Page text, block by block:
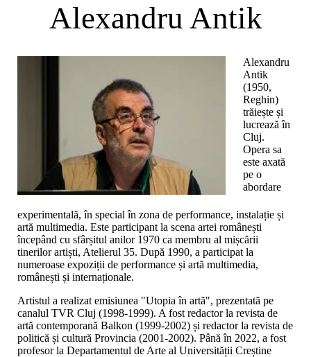
Alexandru Antik
Alexandru
Antik
(1950,
Reghin)
trăiește și
lucrează în
Cluj.
Opera sa
este axată
pe o
abordare
experimentală, în special în zona de performance, instalație și
artă multimedia. Este participant la scena artei românești
începând cu sfârșitul anilor 1970 ca membru al mișcării
tinerilor artiști, Atelierul 35. După 1990, a participat la
numeroase expoziții de performance și artă multimedia,
românești și internaționale.
Artistul a realizat emisiunea "Utopia în artă", prezentată pe
canalul TVR Cluj (1998-1999). A fost redactor la revista de
artă contemporană Balkon (1999-2002) și redactor la revista de
politică și cultură Provincia (2001-2002). Până în 2022, a fost
profesor la Departamentul de Arte al Universității Creștine